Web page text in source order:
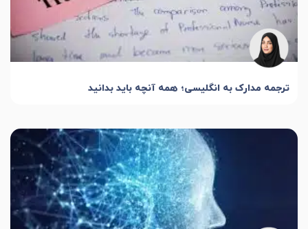
ترجمه مدارک به انگلیسی؛ همه آنچه باید بدانید